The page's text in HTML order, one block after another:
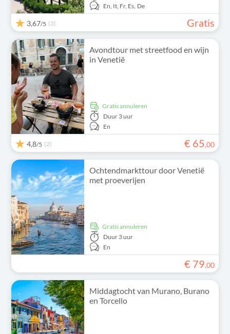
En, It, Fr, Es, De
3,67/5 (3) Gratis
Avondtour met streetfood en wijn
in Venetië
Gratis annuleren
Duur 3 uur
En
4,8/5 (2) € 65,00
Ochtendmarkttour door Venetië
met proeverijen
Gratis annuleren
Duur 3 uur
En
€ 79,00
Middagtocht van Murano, Burano
en Torcello